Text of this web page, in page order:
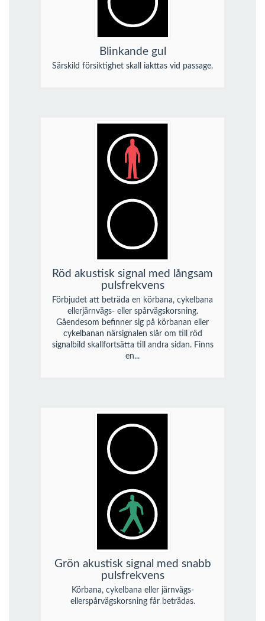
Blinkande gul
Särskild försiktighet skall iakttas vid passage.
Röd akustisk signal med långsam
pulsfrekvens
Förbjudet att beträda en körbana, cykelbana
ellerjärnvägs- eller spårvägskorsning.
Gåendesom befinner sig på körbanan eller
cykelbanan närsignalen slår om till röd
signalbild skallfortsätta till andra sidan. Finns
en...
Grön akustisk signal med snabb
pulsfrekvens
Körbana, cykelbana eller järnvägs-
ellerspårvägskorsning får beträdas.